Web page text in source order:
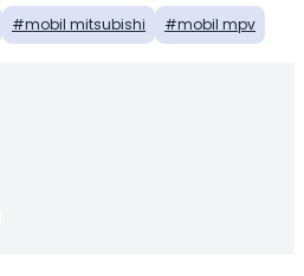
mobil mitsubishi mobil mpv